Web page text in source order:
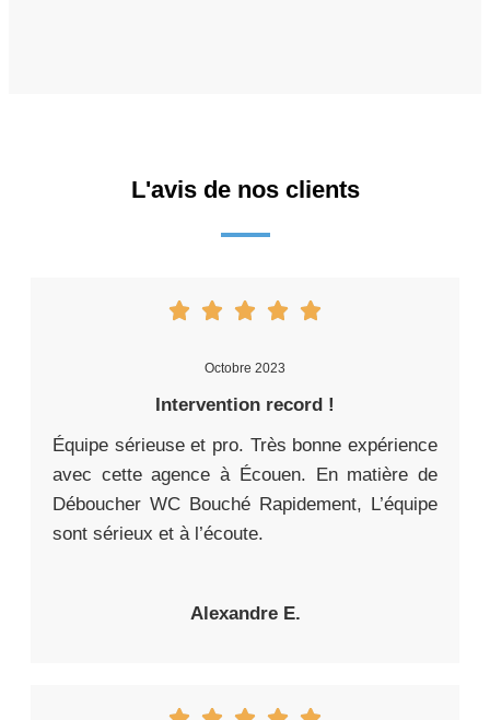
L'avis de nos clients
Octobre 2023
Intervention record !
Équipe sérieuse et pro. Très bonne expérience
avec cette agence à Écouen. En matière de
Déboucher WC Bouché Rapidement, L’équipe
sont sérieux et à l’écoute.
Alexandre E.